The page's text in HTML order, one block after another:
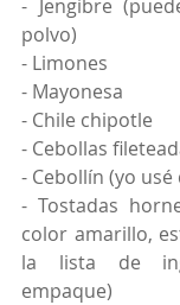
- Jengibre
polvo)
- Limones
- Mayonesa
- Chile chipotle
- Cebollas
- Cebollín (yo
- Tostadas
color amarillo,
la lista de
empaque)